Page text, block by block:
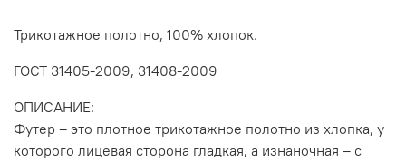
Трикотажное полотно, 100% хлопок.
ГОСТ 31405-2009, 31408-2009
ОПИСАНИЕ:
Футер – это плотное трикотажное полотно из хлопка, у
которого лицевая сторона гладкая, а изнаночная – с